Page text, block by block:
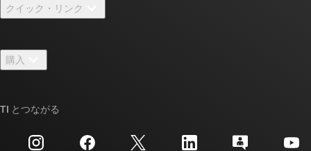
採用情報
ニュース
イベント
投資家向け情報
クイック・リンク
TI E2E™ 設計サポート・フォーラム
クロスリファレンス検索
カスタマー・サポート・センター
購入
TI とつながる